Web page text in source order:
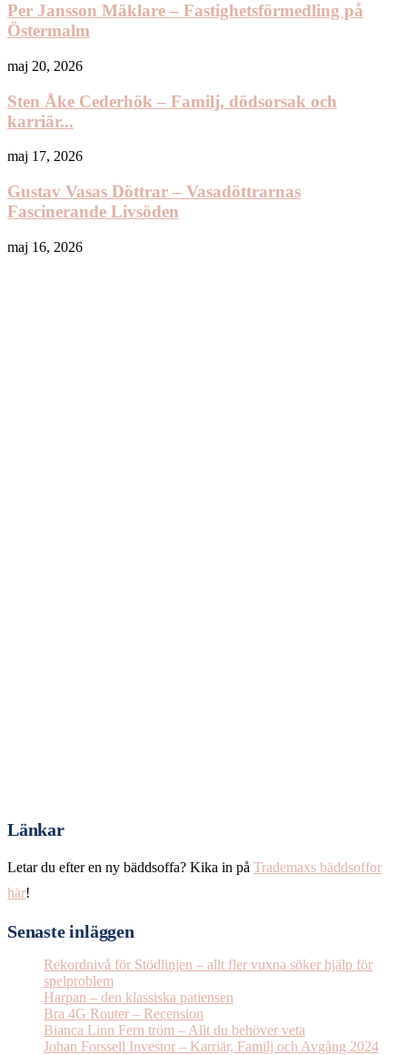
Per Jansson Mäklare – Fastighetsförmedling på
Östermalm
maj 20, 2026
Sten Åke Cederhök – Familj, dödsorsak och
karriär...
maj 17, 2026
Gustav Vasas Döttrar – Vasadöttrarnas
Fascinerande Livsöden
maj 16, 2026
Länkar
Letar du efter en ny bäddsoffa? Kika in på Trademaxs bäddsoffor
här!
Senaste inläggen
Rekordnivå för Stödlinjen – allt fler vuxna söker hjälp för
spelproblem
Harpan – den klassiska patiensen
Bra 4G Router – Recension
Bianca Linn Fern tröm – Allt du behöver veta
Johan Forssell Investor – Karriär, Familj och Avgång 2024